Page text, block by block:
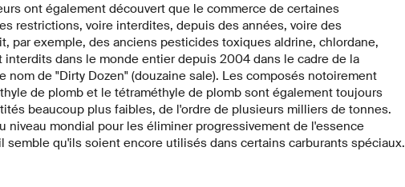
ont également découvert que le commerce de certaines
restrictions, voire interdites, depuis des années, voire des
par exemple, des anciens pesticides toxiques aldrine, chlordane,
dans le monde entier depuis 2004 dans le cadre de la
nom de "Dirty Dozen" (douzaine sale). Les composés notoirement
de plomb et le tétraméthyle de plomb sont également toujours
beaucoup plus faibles, de l'ordre de plusieurs milliers de tonnes.
niveau mondial pour les éliminer progressivement de l'essence
semble qu'ils soient encore utilisés dans certains carburants spéciaux.